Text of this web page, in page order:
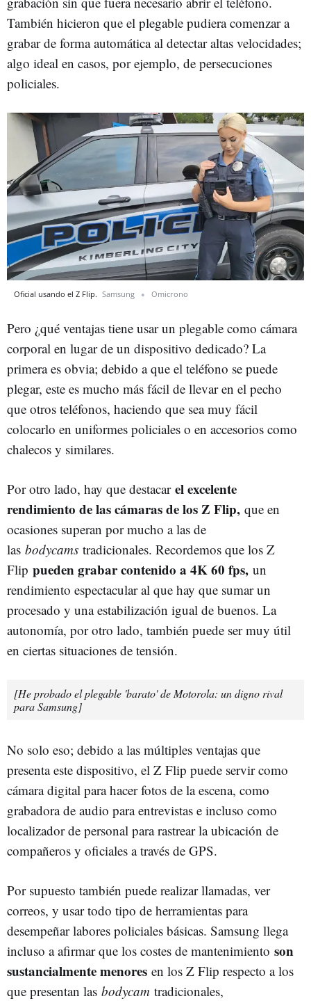
También hicieron que el plegable pudiera comenzar a
grabar de forma automática al detectar altas velocidades;
algo ideal en casos, por ejemplo, de persecuciones
policiales.
Oficial usando el Z Flip. Samsung Omicrono
Pero ¿qué ventajas tiene usar un plegable como cámara
corporal en lugar de un dispositivo dedicado? La
primera es obvia; debido a que el teléfono se puede
plegar, este es mucho más fácil de llevar en el pecho
que otros teléfonos, haciendo que sea muy fácil
colocarlo en uniformes policiales o en accesorios como
chalecos y similares.
Por otro lado, hay que destacar el excelente
rendimiento de las cámaras de los Z Flip, que en
ocasiones superan por mucho a las de
las bodycams tradicionales. Recordemos que los Z
Flip pueden grabar contenido a 4K 60 fps, un
rendimiento espectacular al que hay que sumar un
procesado y una estabilización igual de buenos. La
autonomía, por otro lado, también puede ser muy útil
en ciertas situaciones de tensión.
[He probado el plegable 'barato' de Motorola: un digno rival
para Samsung]
No solo eso; debido a las múltiples ventajas que
presenta este dispositivo, el Z Flip puede servir como
cámara digital para hacer fotos de la escena, como
grabadora de audio para entrevistas e incluso como
localizador de personal para rastrear la ubicación de
compañeros y oficiales a través de GPS.
Por supuesto también puede realizar llamadas, ver
correos, y usar todo tipo de herramientas para
desempeñar labores policiales básicas. Samsung llega
incluso a afirmar que los costes de mantenimiento son
sustancialmente menores en los Z Flip respecto a los
que presentan las bodycam tradicionales,